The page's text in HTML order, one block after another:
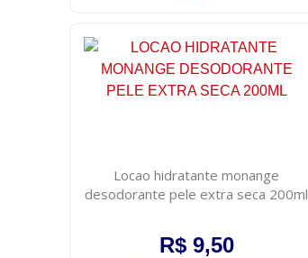
Locao hidratante monange
desodorante pele extra seca 200ml
R$ 9,50